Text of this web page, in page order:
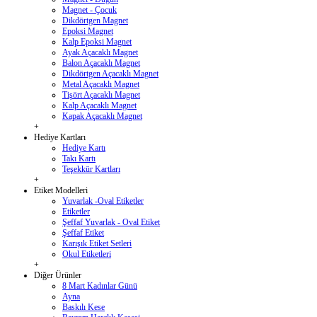
Magnet - Çocuk
Dikdörtgen Magnet
Epoksi Magnet
Kalp Epoksi Magnet
Ayak Açacaklı Magnet
Balon Açacaklı Magnet
Dikdörtgen Açacaklı Magnet
Metal Açacaklı Magnet
Tişört Açacaklı Magnet
Kalp Açacaklı Magnet
Kapak Açacaklı Magnet
+
Hediye Kartları
Hediye Kartı
Takı Kartı
Teşekkür Kartları
+
Etiket Modelleri
Yuvarlak -Oval Etiketler
Etiketler
Şeffaf Yuvarlak - Oval Etiket
Şeffaf Etiket
Karışık Etiket Setleri
Okul Etiketleri
+
Diğer Ürünler
8 Mart Kadınlar Günü
Ayna
Baskılı Kese